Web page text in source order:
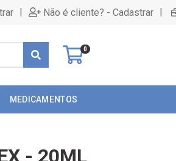
| Não é cliente? - Cadastrar |
0
MEDICAMENTOS
- 20ML